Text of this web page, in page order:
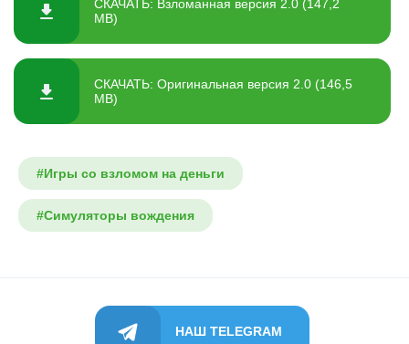
СКАЧАТЬ: Взломанная версия 2.0 (147,2
MB)
СКАЧАТЬ: Оригинальная версия 2.0 (146,5
MB)
#Игры со взломом на деньги
#Симуляторы вождения
НАШ TELEGRAM